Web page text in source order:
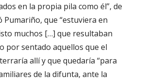
en la propia pila como él”, de
Pumariño, que “estuviera en
muchos […] que resultaban
por sentado aquellos que el
allí y que quedaría “para
de la difunta, ante la